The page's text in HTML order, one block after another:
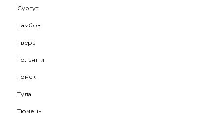
Сургут
Тамбов
Тверь
Тольятти
Томск
Тула
Тюмень